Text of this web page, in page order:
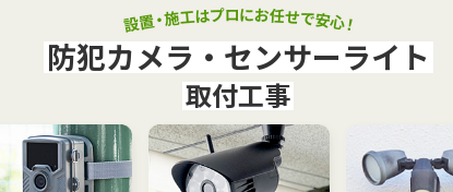
防犯カメラ・センサーライト
取付工事